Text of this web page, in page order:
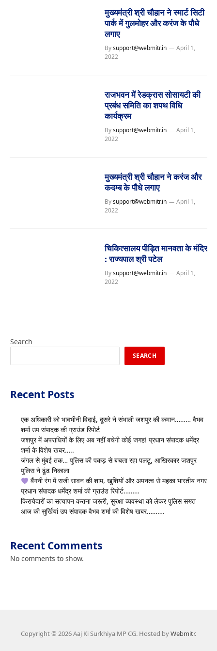
मुख्यमंत्री श्री चौहान ने स्मार्ट सिटी
पार्क में गुलमोहर और करंज के पौधे
लगाए
By support@webmitr.in
April 1,
2022
राजभवन में रेडक्रास सोसायटी की
प्रबंध समिति का शपथ विधि
कार्यक्रम
By support@webmitr.in
April 1,
2022
मुख्यमंत्री श्री चौहान ने करंज और
कदम्ब के पौधे लगाए
By support@webmitr.in
April 1,
2022
चिकित्सालय पीड़ित मानवता के मंदिर
: राज्यपाल श्री पटेल
By support@webmitr.in
April 1,
2022
Search
SEARCH
Recent Posts
एक अधिकारी को भावभीनी विदाई, दूसरे ने संभाली जशपुर की कमान……… वैभव
शर्मा उप संपादक की ग्राउंड रिपोर्ट
जशपुर में अपराधियों के लिए अब नहीं बचेगी कोई जगह! प्रधान संपादक धर्मेंद्र
शर्मा के विशेष खबर…..
जंगल से मुंबई तक… पुलिस की पकड़ से बचता रहा पलटू, आखिरकार जशपुर
पुलिस ने ढूंढ निकाला
बैंगनी रंग में सजी सावन की शाम, खुशियों और अपनत्व से महका भारतीय नगर
प्रधान संपादक धर्मेंद्र शर्मा की ग्राउंड रिपोर्ट………
किरायेदारों का सत्यापन कराना जरूरी, सुरक्षा व्यवस्था को लेकर पुलिस सख्त
आज की सुर्खियां उप संपादक वैभव शर्मा की विशेष खबर……….
Recent Comments
No comments to show.
Copyright © 2026 Aaj Ki Surkhiya MP CG. Hosted byWebmitr.